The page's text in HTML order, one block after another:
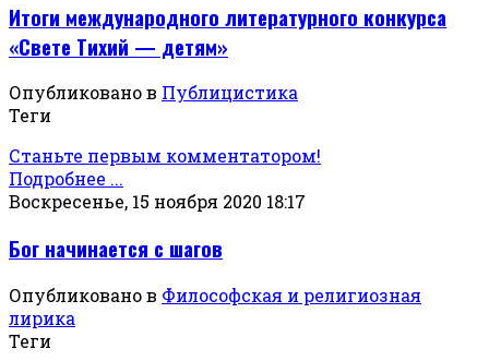
Итоги международного литературного конкурса
«Свете Тихий — детям»
Опубликовано в Публицистика
Теги
Станьте первым комментатором!
Подробнее ...
Воскресенье, 15 ноября 2020 18:17
Бог начинается с шагов
Опубликовано в Философская и религиозная
лирика
Теги